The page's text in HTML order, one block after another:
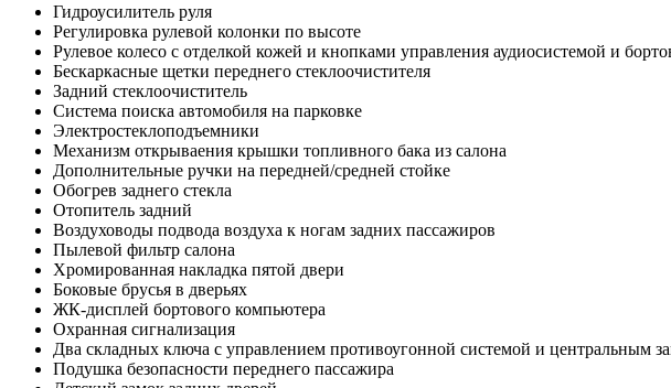
Гидроусилитель руля
Регулировка рулевой колонки по высоте
Рулевое колесо с отделкой кожей и кнопками управления аудиосистемой и
Бескаркасные щетки переднего стеклоочистителя
Задний стеклоочиститель
Система поиска автомобиля на парковке
Электростеклоподъемники
Механизм открываения крышки топливного бака из салона
Дополнительные ручки на передней/средней стойке
Обогрев заднего стекла
Отопитель задний
Воздуховоды подвода воздуха к ногам задних пассажиров
Пылевой фильтр салона
Хромированная накладка пятой двери
Боковые брусья в дверьях
ЖК-дисплей бортового компьютера
Охранная сигнализация
Два складных ключа с управлением противоугонной системой и центральным
Подушка безопасности переднего пассажира